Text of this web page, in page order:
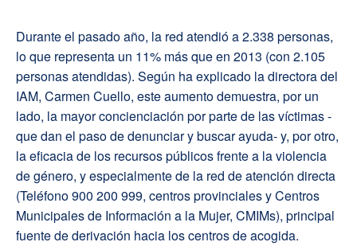
Durante el pasado año, la red atendió a 2.338 personas,
lo que representa un 11% más que en 2013 (con 2.105
personas atendidas). Según ha explicado la directora del
IAM, Carmen Cuello, este aumento demuestra, por un
lado, la mayor concienciación por parte de las víctimas -
que dan el paso de denunciar y buscar ayuda- y, por otro,
la eficacia de los recursos públicos frente a la violencia
de género, y especialmente de la red de atención directa
(Teléfono 900 200 999, centros provinciales y Centros
Municipales de Información a la Mujer, CMIMs), principal
fuente de derivación hacia los centros de acogida.